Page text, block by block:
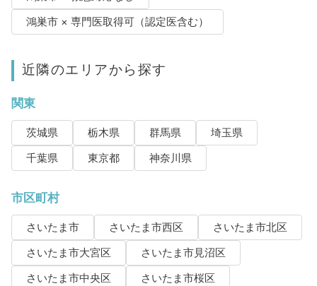
鴻巣市 × 専門医取得可（認定医含む）
近隣のエリアから探す
関東
茨城県 栃木県 群馬県
埼玉県
千葉県
東京都 神奈川県
市区町村
さいたま市 さいたま市西区
さいたま市北区
さいたま市大宮区
さいたま市見沼区
さいたま市中央区
さいたま市桜区